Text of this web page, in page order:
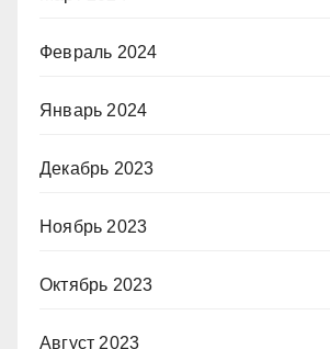
Февраль 2024
Январь 2024
Декабрь 2023
Ноябрь 2023
Октябрь 2023
Август 2023